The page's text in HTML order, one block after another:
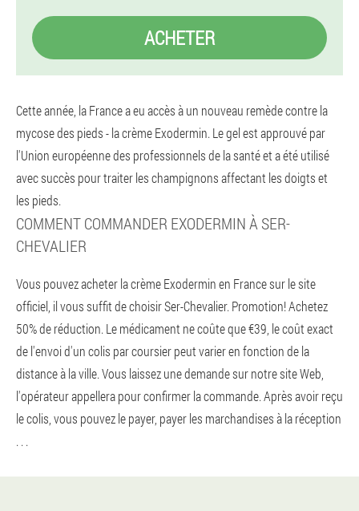
ACHETER
Cette année, la France a eu accès à un nouveau remède contre la
mycose des pieds - la crème Exodermin. Le gel est approuvé par
l'Union européenne des professionnels de la santé et a été utilisé
avec succès pour traiter les champignons affectant les doigts et
les pieds.
COMMENT COMMANDER EXODERMIN À SER-
CHEVALIER
Vous pouvez acheter la crème Exodermin en France sur le site
officiel, il vous suffit de choisir Ser-Chevalier. Promotion! Achetez
50% de réduction. Le médicament ne coûte que €39, le coût exact
de l'envoi d'un colis par coursier peut varier en fonction de la
distance à la ville. Vous laissez une demande sur notre site Web,
l'opérateur appellera pour confirmer la commande. Après avoir reçu
le colis, vous pouvez le payer, payer les marchandises à la réception
. . .